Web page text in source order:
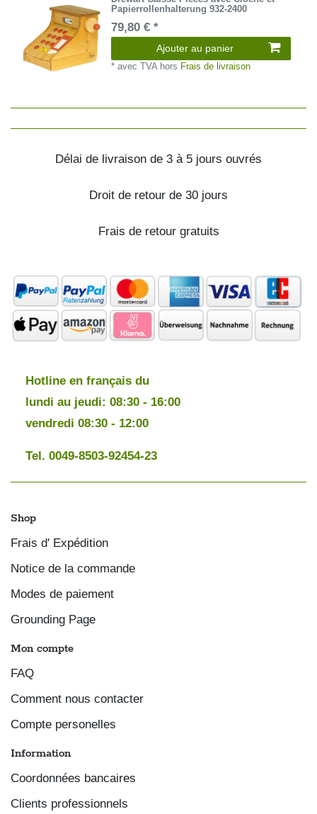
Papierrollenhalterung 932-2400
79,80 € *
Ajouter au panier
*avec TVA hors Frais de livraison
Délai de livraison de 3 à 5 jours ouvrés
Droit de retour de 30 jours
Frais de retour gratuits
Hotline en français du
lundi au jeudi: 08:30 - 16:00
vendredi 08:30 - 12:00
Tel. 0049-8503-92454-23
Shop
Frais d' Expédition
Notice de la commande
Modes de paiement
Grounding Page
Mon compte
FAQ
Comment nous contacter
Compte personelles
Information
Coordonnées bancaires
Clients professionnels